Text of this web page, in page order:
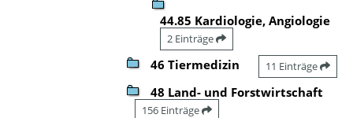
44.85 Kardiologie, Angiologie
2 Einträge
46 Tiermedizin 11 Einträge
48 Land- und Forstwirtschaft
156 Einträge